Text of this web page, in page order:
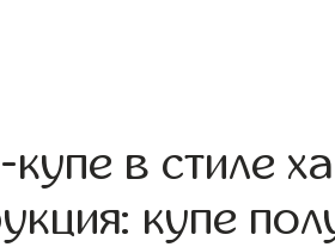
в стиле
купе